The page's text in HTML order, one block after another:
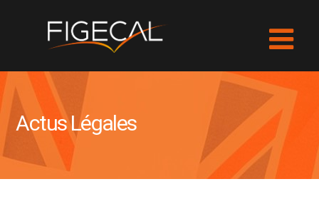
Actus Légales